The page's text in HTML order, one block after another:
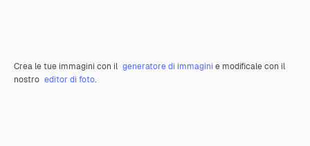
Crea le tue immagini con il generatore di immagini e modificale con il
nostro editor di foto.